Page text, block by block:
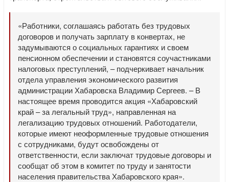
«Работники, соглашаясь работать без трудовых
договоров и получать зарплату в конвертах, не
задумываются о социальных гарантиях и своем
пенсионном обеспечении и становятся соучастниками
налоговых преступлений, – подчеркивает начальник
отдела управления экономического развития
администрации Хабаровска Владимир Сергеев. – В
настоящее время проводится акция «Хабаровский
край – за легальный труд», направленная на
легализацию трудовых отношений. Работодатели,
которые имеют неоформленные трудовые отношения
с сотрудниками, будут освобождены от
ответственности, если заключат трудовые договоры и
сообщат об этом в комитет по труду и занятости
населения правительства Хабаровского края».